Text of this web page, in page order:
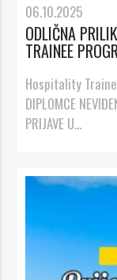
06.10.2025
ODLIČNA
TRAINEE
Hospitality
DIPLOMCE
PRIJAVE U...